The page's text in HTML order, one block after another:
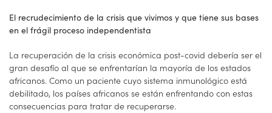
El recrudecimiento de la crisis que vivimos y que tiene sus bases
en el frágil proceso independentista
La recuperación de la crisis económica post-covid debería ser el
gran desafío al que se enfrentarían la mayoría de los estados
africanos. Como un paciente cuyo sistema inmunológico está
debilitado, los países africanos se están enfrentando con estas
consecuencias para tratar de recuperarse.